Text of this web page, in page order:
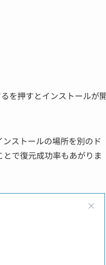
を押すとインストールが
ストールの場所を別のド
で復元成功率もあがりま